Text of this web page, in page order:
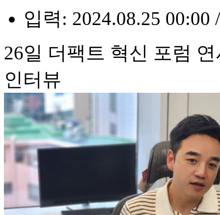
입력: 2024.08.25 00:00
26일 더팩트 혁신 포럼
인터뷰